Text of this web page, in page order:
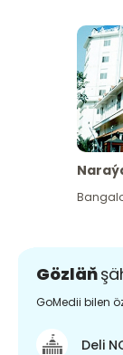
Gözläň
GoMedii bilen
Deli